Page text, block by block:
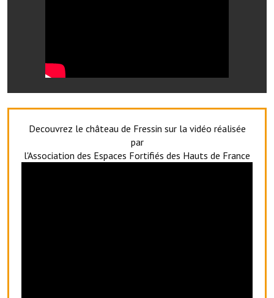
La société musicale de l'Avenir Fressinois
La troupe théâtrale de l'Avenir Fressinois
Le foyer rural
Decouvrez le château de Fressin sur la vidéo réalisée
par
l'Association des Espaces Fortifiés des Hauts de France